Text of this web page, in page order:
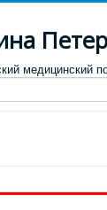
медицинский